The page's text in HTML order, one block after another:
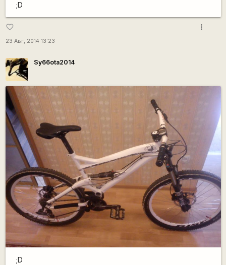
;D
favorite_border
23 Авг, 2014 13:23
more_vert
Sy66ota2014
;D